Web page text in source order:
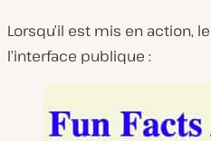
Lorsqu’il est mis en action,
l’interface publique :